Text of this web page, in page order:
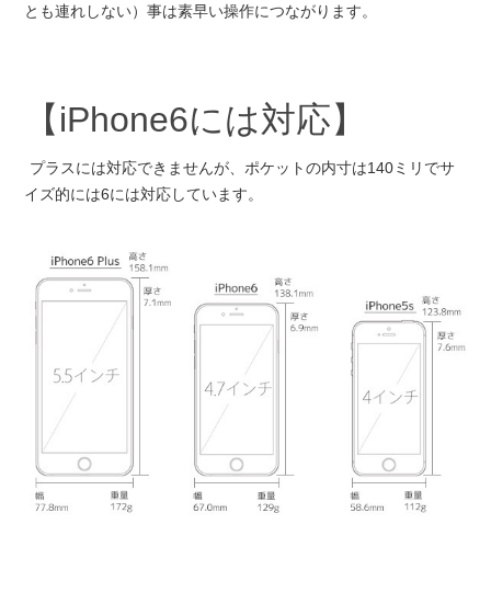
とも連れしない）事は素早い操作につながります。
【iPhone6には対応】
プラスには対応できませんが、ポケットの内寸は140ミリでサ
イズ的には6には対応しています。